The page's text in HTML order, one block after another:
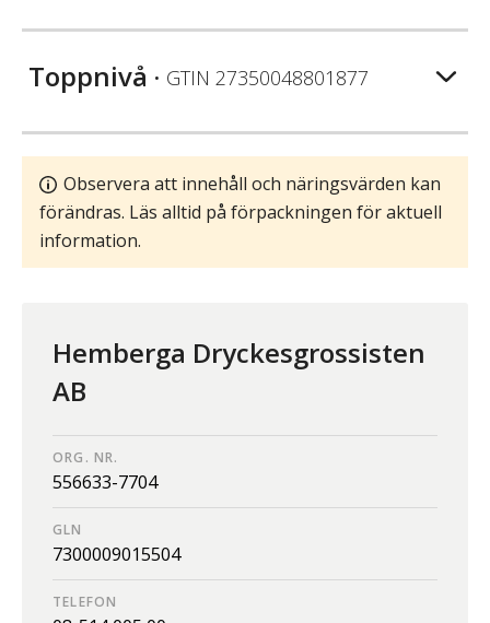
Toppnivå • GTIN 27350048801877
Observera att innehåll och näringsvärden kan
förändras. Läs alltid på förpackningen för aktuell
information.
Hemberga Dryckesgrossisten
AB
ORG. NR.
556633-7704
GLN
7300009015504
TELEFON